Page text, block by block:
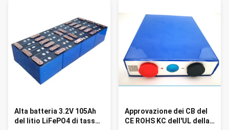
Alta batteria 3.2V 105Ah
del litio LiFePO4 di tasso
Approvazione dei CB del
CE ROHS KC dell'UL della